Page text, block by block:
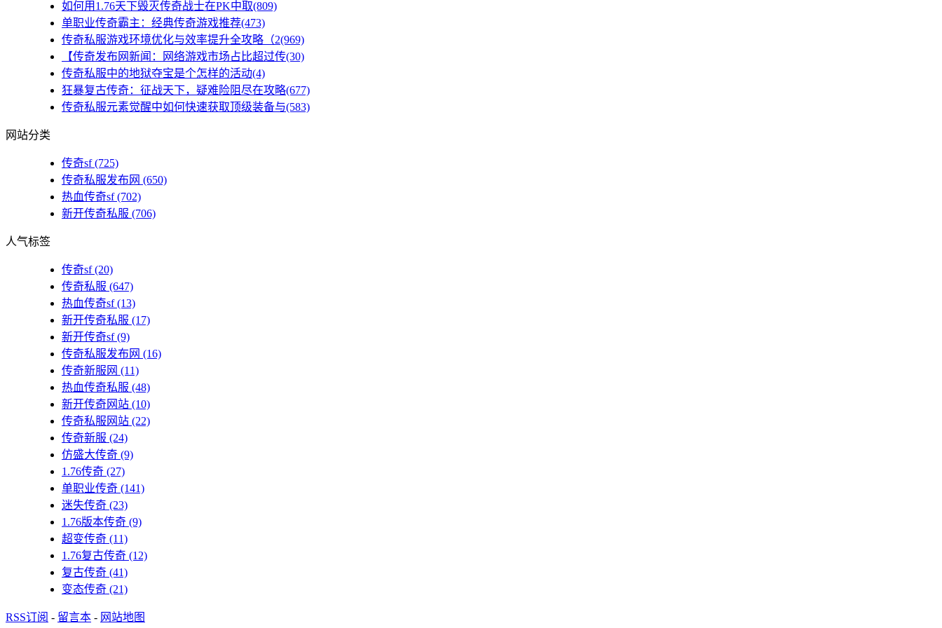
如何用1.76天下毁灭传奇战士在PK中取(809)
单职业传奇霸主：经典传奇游戏推荐(473)
传奇私服游戏环境优化与效率提升全攻略（2(969)
【传奇发布网新闻：网络游戏市场占比超过传(30)
传奇私服中的地狱夺宝是个怎样的活动(4)
狂暴复古传奇：征战天下，疑难险阻尽在攻略(677)
传奇私服元素觉醒中如何快速获取顶级装备与(583)
网站分类
传奇sf(725)
传奇私服发布网 (650)
热血传奇sf(702)
新开传奇私服 (706)
人气标签
传奇sf(20)
传奇私服 (647)
热血传奇sf(13)
新开传奇私服 (17)
新开传奇sf(9)
传奇私服发布网 (16)
传奇新服网 (11)
热血传奇私服 (48)
新开传奇网站 (10)
传奇私服网站 (22)
传奇新服 (24)
仿盛大传奇 (9)
1.76传奇 (27)
单职业传奇 (141)
迷失传奇 (23)
1.76版本传奇 (9)
超变传奇 (11)
1.76复古传奇 (12)
复古传奇 (41)
变态传奇 (21)
RSS订阅 - 留言本 - 网站地图